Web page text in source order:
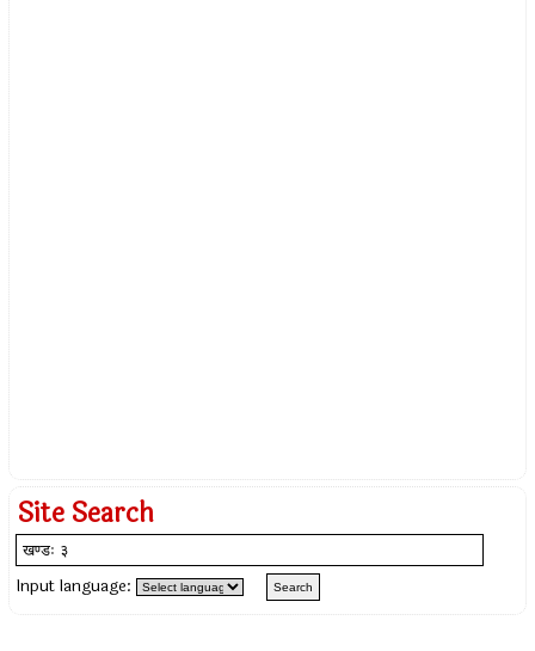
Site Search
Input language: